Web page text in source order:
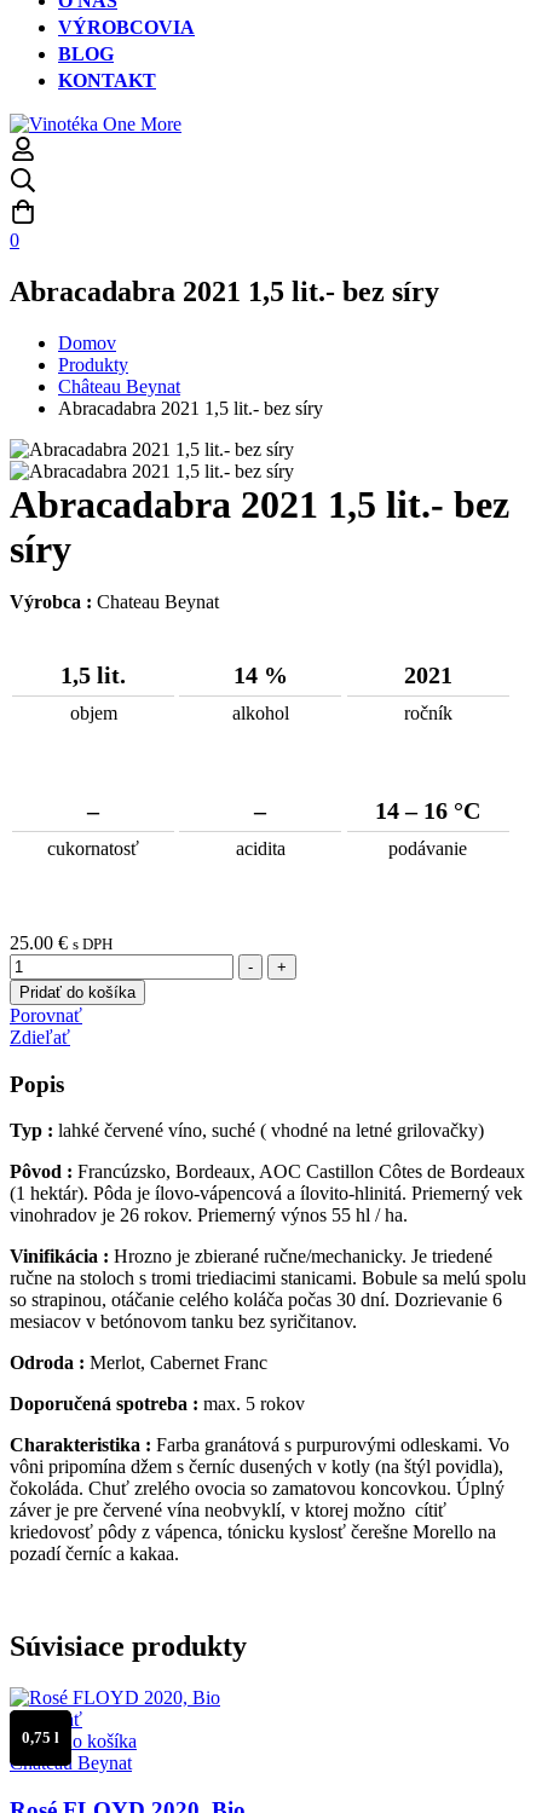
VÝROBCOVIA
BLOG
KONTAKT
0
Abracadabra 2021 1,5 lit.- bez síry
Domov
Produkty
Château Beynat
Abracadabra 2021 1,5 lit.- bez síry
Abracadabra 2021 1,5 lit.- bez
síry
Výrobca : Chateau Beynat
1,5 lit.
objem
14 %
alkohol
2021
ročník
–
cukornatosť
–
acidita
14 – 16 °C
podávanie
25.00 € s DPH
Množstvo -
+
Pridať do košíka
Porovnať
Zdieľať
Popis
Typ : lahké červené víno, suché ( vhodné na letné grilovačky)
Pôvod : Francúzsko, Bordeaux, AOC Castillon Côtes de Bordeaux
(1 hektár). Pôda je ílovo-vápencová a ílovito-hlinitá. Priemerný vek
vinohradov je 26 rokov. Priemerný výnos 55 hl / ha.
Vinifikácia : Hrozno je zbierané ručne/mechanicky. Je triedené
ručne na stoloch s tromi triediacimi stanicami. Bobule sa melú spolu
so strapinou, otáčanie celého koláča počas 30 dní. Dozrievanie 6
mesiacov v betónovom tanku bez syričitanov.
Odroda : Merlot, Cabernet Franc
Doporučená spotreba : max. 5 rokov
Charakteristika : Farba granátová s purpurovými odleskami. Vo
vôni pripomína džem s černíc dusených v kotly (na štýl povidla),
čokoláda. Chuť zrelého ovocia so zamatovou koncovkou. Úplný
záver je pre červené vína neobvyklí, v ktorej možno cítiť
kriedovosť pôdy z vápenca, tónicku kyslosť čerešne Morello na
pozadí černíc a kakaa.
Súvisiace produkty
Porovnať
Pridať do košíka
Château Beynat
0,75 l